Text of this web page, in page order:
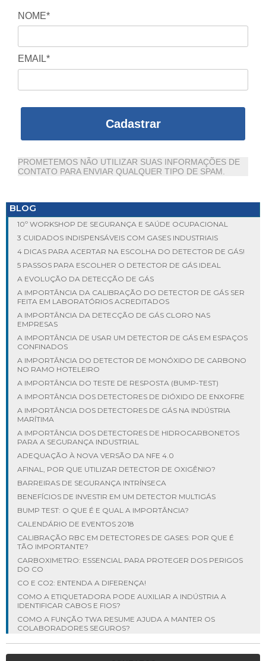
NOME*
EMAIL*
Cadastrar
PROMETEMOS NÃO UTILIZAR SUAS INFORMAÇÕES DE
CONTATO PARA ENVIAR QUALQUER TIPO DE SPAM.
BLOG
10º WORKSHOP DE SEGURANÇA E SAÚDE OCUPACIONAL
3 CUIDADOS INDISPENSÁVEIS COM GASES INDUSTRIAIS
4 DICAS PARA ACERTAR NA ESCOLHA DO DETECTOR DE GÁS!
5 PASSOS PARA ESCOLHER O DETECTOR DE GÁS IDEAL
A EVOLUÇÃO DA DETECÇÃO DE GÁS
A IMPORTÂNCIA DA CALIBRAÇÃO DO DETECTOR DE GÁS SER
FEITA EM LABORATÓRIOS ACREDITADOS
A IMPORTÂNCIA DA DETECÇÃO DE GÁS CLORO NAS
EMPRESAS
A IMPORTÂNCIA DE USAR UM DETECTOR DE GÁS EM ESPAÇOS
CONFINADOS
A IMPORTÂNCIA DO DETECTOR DE MONÓXIDO DE CARBONO
NO RAMO HOTELEIRO
A IMPORTÂNCIA DO TESTE DE RESPOSTA (BUMP-TEST)
A IMPORTÂNCIA DOS DETECTORES DE DIÓXIDO DE ENXOFRE
A IMPORTÂNCIA DOS DETECTORES DE GÁS NA INDÚSTRIA
MARÍTIMA
A IMPORTÂNCIA DOS DETECTORES DE HIDROCARBONETOS
PARA A SEGURANÇA INDUSTRIAL
ADEQUAÇÃO À NOVA VERSÃO DA NFE 4.0
AFINAL, POR QUE UTILIZAR DETECTOR DE OXIGÊNIO?
BARREIRAS DE SEGURANÇA INTRÍNSECA
BENEFÍCIOS DE INVESTIR EM UM DETECTOR MULTIGÁS
BUMP TEST: O QUE É E QUAL A IMPORTÂNCIA?
CALENDÁRIO DE EVENTOS 2018
CALIBRAÇÃO RBC EM DETECTORES DE GASES: POR QUE É
TÃO IMPORTANTE?
CARBOXIMETRO: ESSENCIAL PARA PROTEGER DOS PERIGOS
DO CO
CO E CO2: ENTENDA A DIFERENÇA!
COMO A ETIQUETADORA PODE AUXILIAR A INDÚSTRIA A
IDENTIFICAR CABOS E FIOS?
COMO A FUNÇÃO TWA RESUME AJUDA A MANTER OS
COLABORADORES SEGUROS?
COMO ESCOLHER O DETECTOR DE GASES INDUSTRIAIS IDEAL?
COMO EVITAR ACIDENTES INDUSTRIAIS: VEJA NOSSAS DICAS!